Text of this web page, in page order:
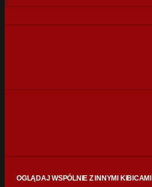
0%
OGLĄDAJ WSPÓLNIE Z INNYMI KIBICAMI